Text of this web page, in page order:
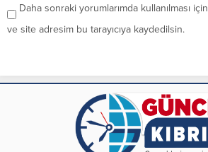
Daha sonraki yorumlarımda kullanılması
ve site adresim bu tarayıcıya kaydedilsin.